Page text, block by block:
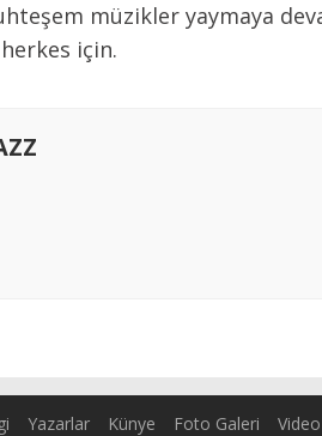
müzikler yaymaya
için.
Yazarlar Künye Foto Galeri